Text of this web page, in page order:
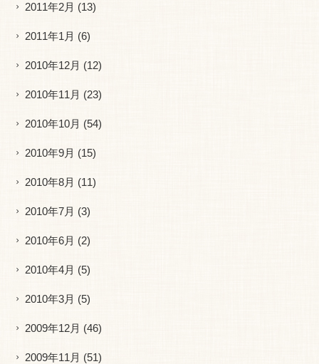
2011年2月 (13)
2011年1月 (6)
2010年12月 (12)
2010年11月 (23)
2010年10月 (54)
2010年9月 (15)
2010年8月 (11)
2010年7月 (3)
2010年6月 (2)
2010年4月 (5)
2010年3月 (5)
2009年12月 (46)
2009年11月 (51)